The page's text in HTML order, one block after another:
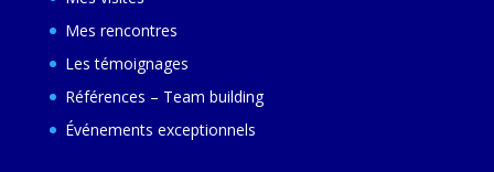
Mes rencontres
Les témoignages
Références – Team building
Événements exceptionnels